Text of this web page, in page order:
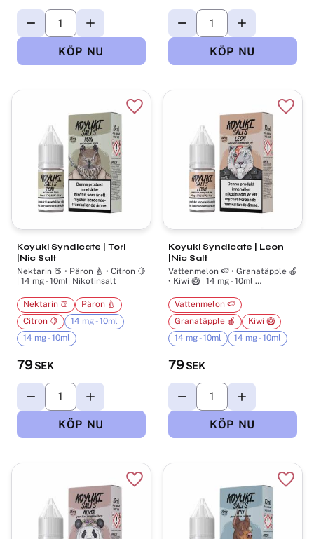
Koyuki Syndicate | Tori
|Nic Salt
Nektarin 🍑 • Päron 🍐 • Citron 🍋
| 14 mg - 10ml| Nikotinsalt
79 SEK
Nektarin 🍑
Päron 🍐
Citron 🍋
14 mg - 10ml
14 mg - 10ml
Lägg till i favoriter
Koyuki Syndicate | Leon
|Nic Salt
Vattenmelon 🍉 • Granatäpple 🍎
• Kiwi 🥝 | 14 mg - 10ml|
79 SEK
Vattenmelon 🍉
Granatäpple 🍎
Kiwi 🥝
14 mg - 10ml
14 mg - 10ml
Lägg till i favoriter